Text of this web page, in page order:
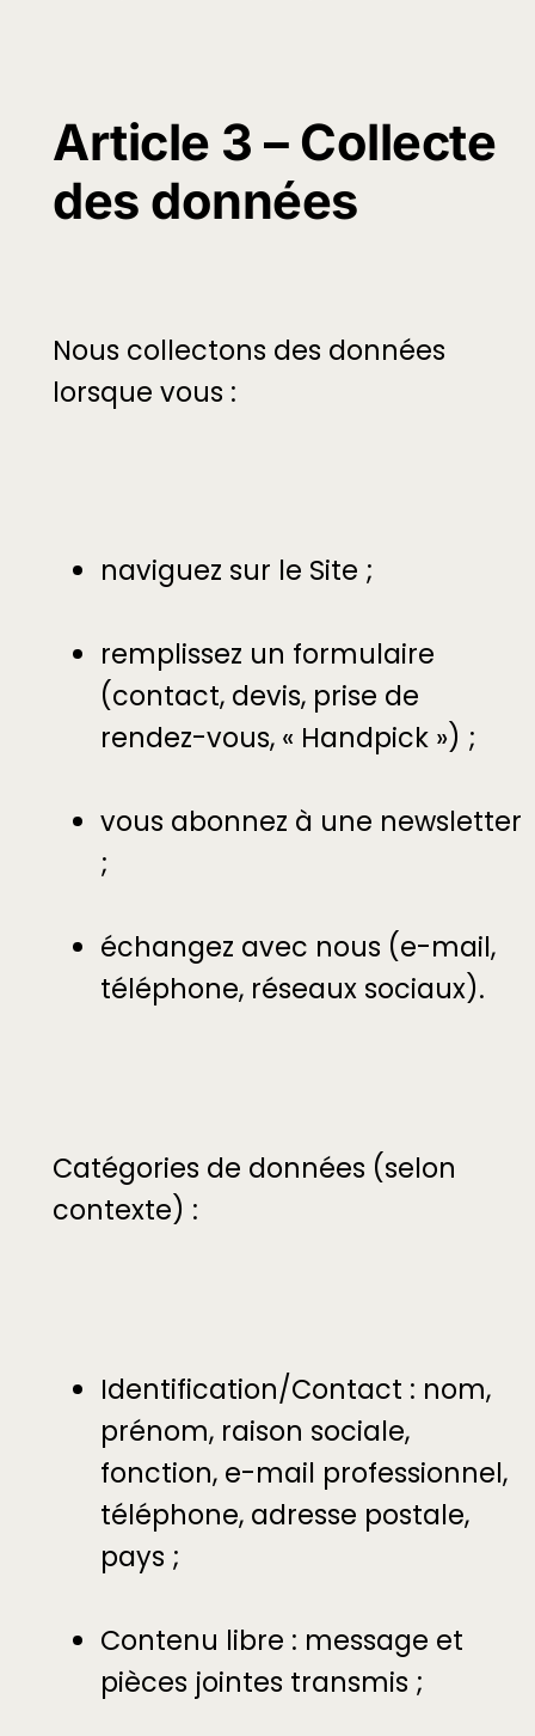
Article 3 – Collecte
des données
Nous collectons des données
lorsque vous :
naviguez sur le Site ;
remplissez un formulaire
(contact, devis, prise de
rendez-vous, « Handpick ») ;
vous abonnez à une newsletter
;
échangez avec nous (e-mail,
téléphone, réseaux sociaux).
Catégories de données (selon
contexte) :
Identification/Contact : nom,
prénom, raison sociale,
fonction, e-mail professionnel,
téléphone, adresse postale,
pays ;
Contenu libre : message et
pièces jointes transmis ;